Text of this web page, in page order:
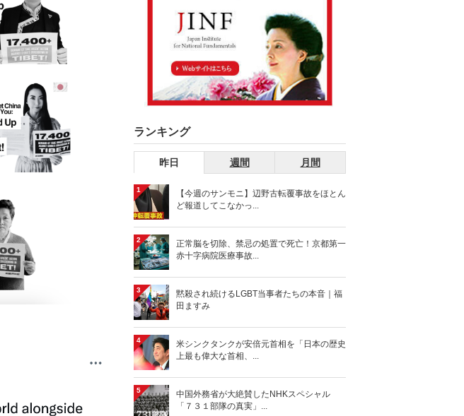
ランキング
昨日 週間 月間
1
【今週のサンモニ】辺野古転覆事故をほとん
ど報道してこなかっ...
2
正常脳を切除、禁忌の処置で死亡！京都第一
赤十字病院医療事故...
3
黙殺され続けるLGBT当事者たちの本音｜福
田ますみ
4
米シンクタンクが安倍元首相を「日本の歴史
上最も偉大な首相、...
5
中国外務省が大絶賛したNHKスペシャル
「７３１部隊の真実」...